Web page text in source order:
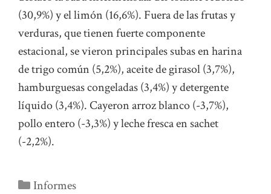
(30,9%) y el limón (16,6%). Fuera de las frutas y
verduras, que tienen fuerte componente
estacional, se vieron principales subas en harina
de trigo común (5,2%), aceite de girasol (3,7%),
hamburguesas congeladas (3,4%) y detergente
líquido (3,4%). Cayeron arroz blanco (-3,7%),
pollo entero (-3,3%) y leche fresca en sachet
(-2,2%).
Categorías
Informes